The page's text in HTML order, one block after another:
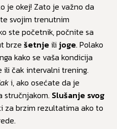
je okej! Zato je važno da
svojim trenutnim
ste početnik, počnite sa
brze šetnjeili joge. Polako
kako se vaša kondicija
čak intervalni trening.
i, ako osećate da je
stručnjakom. Slušanje svog
za brzim rezultatima ako to